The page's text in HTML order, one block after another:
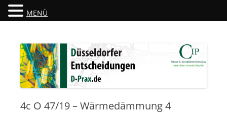
Düsseldorfer Entscheidungen
4c O 47/19 – Wärmedämmung 4
MENÜ